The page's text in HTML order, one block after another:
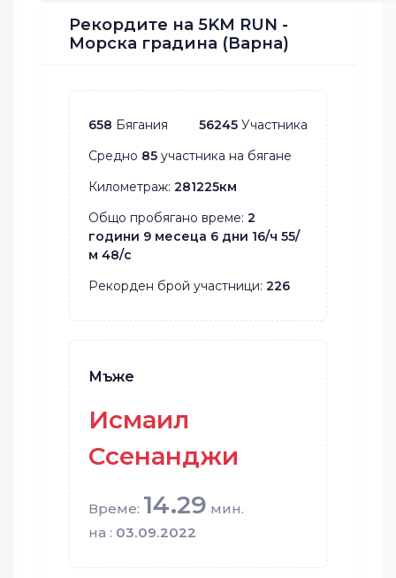
Рекордите на 5KM RUN -
Морска градина (Варна)
658 Бягания 56245 Участника
Средно 85 участника на бягане
Километраж: 281225км
Общо пробягано време: 2
години 9 месеца 6 дни 16/ч 55/
м 48/с
Рекорден брой участници: 226
Мъже
Исмаил
Ссенанджи
Време: 14.29 мин.
на : 03.09.2022